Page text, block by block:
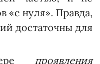
«с нуля». Правда,
достаточны для
проявления